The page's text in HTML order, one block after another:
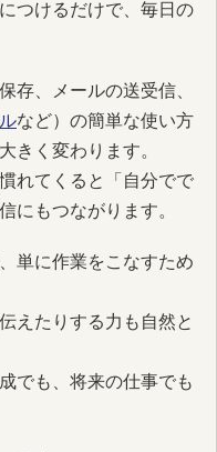
つけるだけで、毎日の
存、メールの送受信、
など）の簡単な使い方
きく変わります。
れてくると「自分でで
にもつながります。
単に作業をこなすため
えたりする力も自然と
でも、将来の仕事でも